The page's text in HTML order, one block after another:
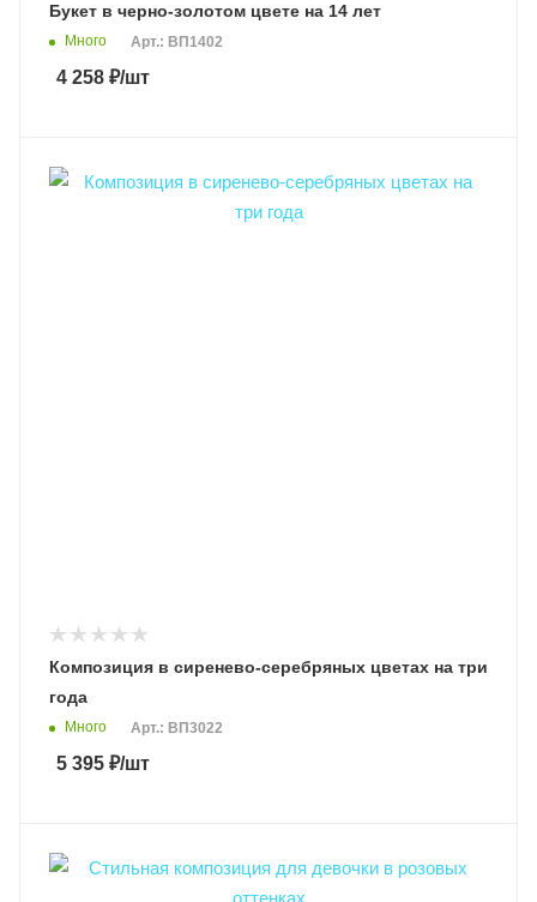
Букет в черно-золотом цвете на 14 лет
Много Арт.: ВП1402
4 258 ₽/шт
Композиция в сиренево-серебряных цветах на три
года
Много Арт.: ВП3022
5 395 ₽/шт